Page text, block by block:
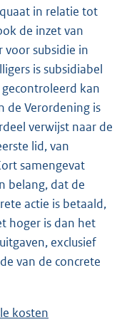
in relatie tot
de inzet van
voor subsidie in
is subsidiabel
kan
de Verordening is
verwijst naar de
lid, van
samengevat
belang, dat de
actie is betaald,
hoger is dan het
exclusief
van de concrete
kosten